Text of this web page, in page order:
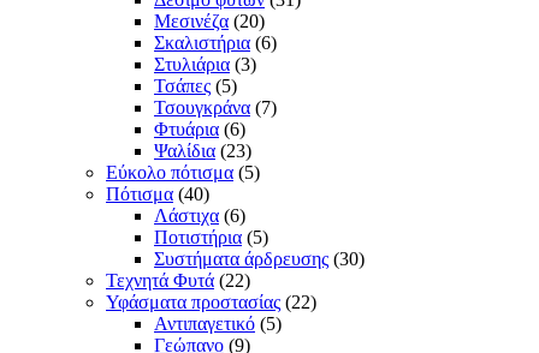
Μεσινέζα (20)
Σκαλιστήρια (6)
Στυλιάρια (3)
Τσάπες (5)
Τσουγκράνα (7)
Φτυάρια (6)
Ψαλίδια (23)
Εύκολο πότισμα (5)
Πότισμα (40)
Λάστιχα (6)
Ποτιστήρια (5)
Συστήματα άρδρευσης (30)
Τεχνητά Φυτά (22)
Υφάσματα προστασίας (22)
Αντιπαγετικό (5)
Γεώπανο (9)